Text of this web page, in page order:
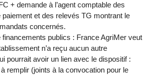
+ demande à l’agent comptable des
paiement et des relevés TG montrant le
concernés.
financements publics : France AgriMer veut
n’a reçu aucun autre
pourrait avoir un lien avec le dispositif :
remplir (joints à la convocation pour le